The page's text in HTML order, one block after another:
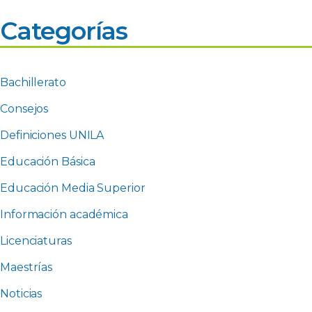
Categorías
Bachillerato
Consejos
Definiciones UNILA
Educación Básica
Educación Media Superior
Información académica
Licenciaturas
Maestrías
Noticias